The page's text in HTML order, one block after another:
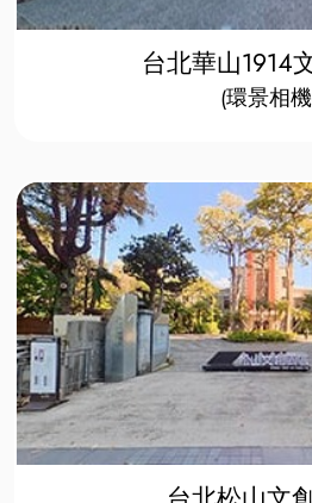
台北華山1914
(環景相